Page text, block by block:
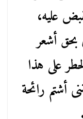
عليه،
أشعر
على هذا
أشتم رائحة